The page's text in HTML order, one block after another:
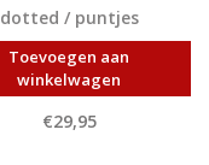
dotted / puntjes
Toevoegen aan
winkelwagen
€29,95